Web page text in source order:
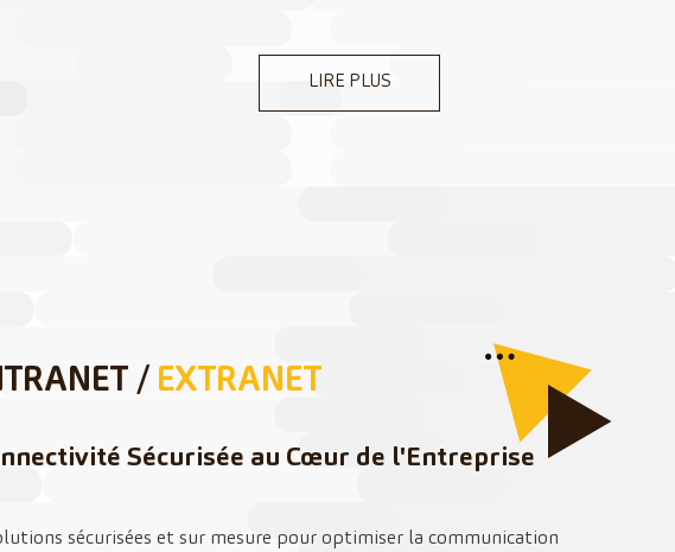
LIRE PLUS
/ EXTRANET
Sécurisée au Cœur de l'Entreprise
sécurisées et sur mesure pour optimiser la communication